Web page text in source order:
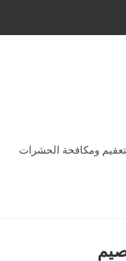
ومكافحة الحشرات